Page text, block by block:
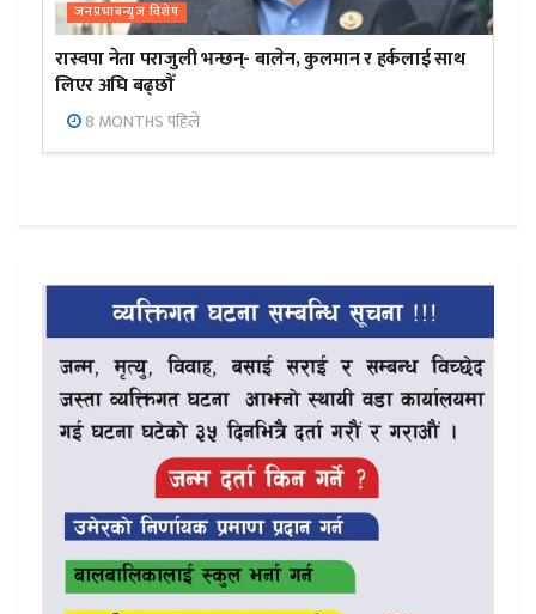
जनप्रभाबन्युज विशेष
रास्वपा नेता पराजुली भन्छन्- बालेन, कुलमान र हर्कलाई साथ
लिएर अघि बढ्छौँ
8 MONTHS पहिले